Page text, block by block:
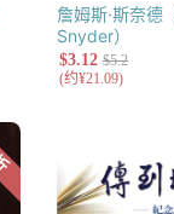
詹姆斯·斯奈德
Snyder）